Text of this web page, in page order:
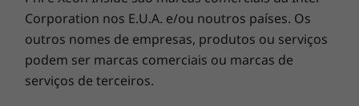
Levamos a segurança muito a sério
A biometria oferece proteção adicional no
Kensington Nano Security Slot™
Tampa de privacidade da câmara Web
Software pré-carregado
AI Meeting Manager
Corporation nos E.U.A. e/ou noutros países. Os
outros nomes de empresas, produtos ou serviços
podem ser marcas comerciais ou marcas de
serviços de terceiros.